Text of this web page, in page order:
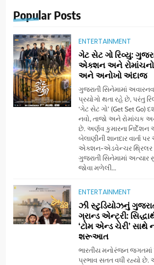
Popular Posts
ENTERTAINMENT
ગેટ સેટ ગો રિવ્યુ:
એક્શન અને રોમાંચનો
અને અનોખો અંદાજ
ગુજરાતી સિનેમામાં
પ્રયોગો થતા રહે છે, પરંતુ
‘ગેટ સેટ ગો’ (Get Set Go)
નવો, તાજો અને રોમાંચક
છે. અર્ણવ કુમારના
બેલાણીની શાનદાર વાર્તા
એક્શન-એડવેન્ચર થ્રિલર
ગુજરાતી સિનેમામાં
જોવા મળેલી...
ENTERTAINMENT
ઝી સ્ટુડિયોઝનું
ગ્રાન્ડ એન્ટ્રી:
‘ટોમ એન્ડ ચેરી’ સાથે
શરૂઆત
ભારતીય મનોરંજન જગતમાં
પ્રભાવ સતત વધી રહ્યો છે.
5
ડો. મિતાલી નાગ
દ્વારા કિશોર
નિમિત્તે સંગીતમય
AHMEDABAD